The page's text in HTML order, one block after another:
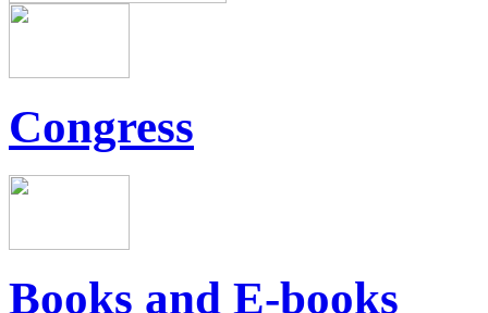
Congress
Books and E-books